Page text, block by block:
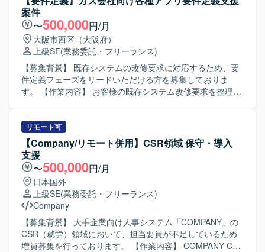
準機能とアドオン機能の両面から要件整理や設計・検証に
携わることで、上流工程から一連のプロセスを経験できる
点が魅力です。 【開発環境】 SAP S/4HANA環境上でのCO
およびPPモジュール、ABAPによるアドオン開発・デバッグ
を行う構成となっています。
担当していただきます。 【求める人物像】 既存資料やソー
スコードから主体的に調査し、不明点は周囲に質問するな
ど自ら進んで確認ができる方を求めています。コミュニケ
ーションを円滑に行いながら業務を遂行できる方を歓迎い
たします。 【ポジションの魅力】 ERP導入に伴う周辺シス
テム改修に上流工程から関わることができ、要件定義から
テストまで一貫して携わることで、業務理解とシステム全
体の構造理解を深められます。BOMやERP連携の知見を高
案件
〜500,000円/月
大阪市西区（大阪府）
上級SE(業務委託・フリーランス)
【募集背景】 既存システムの改修要求に対応するため、要
件定義フェーズをリードいただける方を募集しておりま
す。 【作業内容】 お客様の既存システム改修要求を整理
上流工程に関わる各種調整・ドキュメント作成もご担当い
ただきます。 【求める人物像】 率先してお客様やメンバー
とコミュニケーションを取りながら業務推進ができる方を
求めております。既存資料やソースから主体的に情報を収
集し、不明点は周囲に質問しながら自ら進んで確認できる
方にマッチするポジションです。 【ポジションの魅力】 複
数のアプリケーションに関する要件定義および基本設計に
関与でき、上流工程のスキルを幅広く磨いていただけま
す。お客様折衝や見積対応など、プロジェクト全体を見通
した経験を積むことができます。 【開発環境】 詳細な技術
スタックは別途ご案内となりますが、既存システムの資料
リモート可
【Company/リモート併用】CSR領域 保守・導入
支援
〜500,000円/月
日本国外
上級SE(業務委託・フリーランス)
Company
【募集背景】 大手企業向け人事システム「COMPANY」の
CSR（就労）領域において、担当要員が不足しているため
増員募集を行っております。 【作業内容】 COMPANY CSR